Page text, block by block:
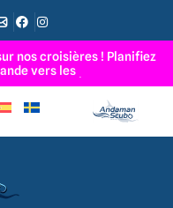
nos croisières ! Planifiez
vers les
ÎlesSurin